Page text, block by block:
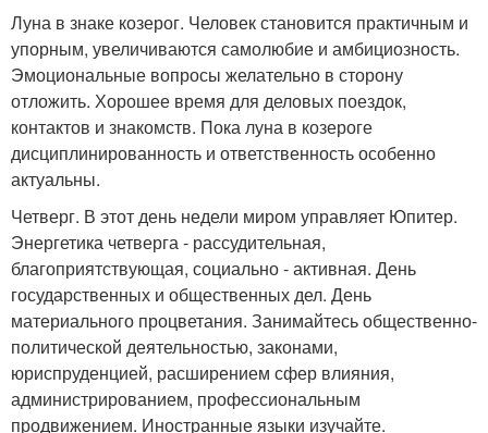
Луна в знаке козерог. Человек становится практичным и
упорным, увеличиваются самолюбие и амбициозность.
Эмоциональные вопросы желательно в сторону
отложить. Хорошее время для деловых поездок,
контактов и знакомств. Пока луна в козероге
дисциплинированность и ответственность особенно
актуальны.
Четверг. В этот день недели миром управляет Юпитер.
Энергетика четверга - рассудительная,
благоприятствующая, социально - активная. День
государственных и общественных дел. День
материального процветания. Занимайтесь общественно-
политической деятельностью, законами,
юриспруденцией, расширением сфер влияния,
администрированием, профессиональным
продвижением. Иностранные языки изучайте.